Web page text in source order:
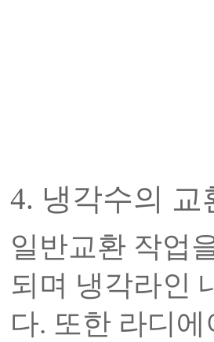
4. 냉각수의 교
일반교환 작업
되며 냉각라인
다. 또한 라디